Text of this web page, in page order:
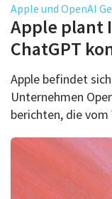
Apple und OpenAI
Apple plant
ChatGPT
Apple befindet
Unternehmen
berichten, die